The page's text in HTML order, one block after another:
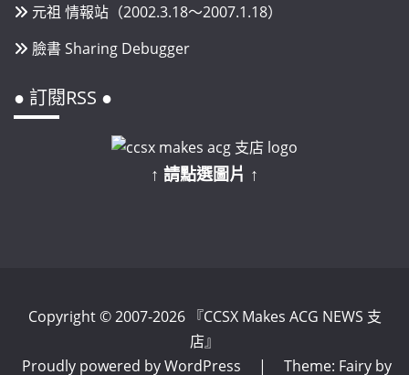
元祖 情報站（2002.3.18～2007.1.18）
臉書 Sharing Debugger
● 訂閱RSS ●
↑ 請點選圖片 ↑
Copyright © 2007-2026 『CCSX Makes ACG NEWS 支
店』
Proudly powered by WordPress
| Theme: Fairy by